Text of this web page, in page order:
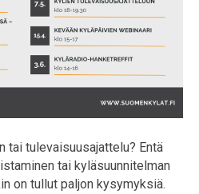
tai tulevaisuusajattelu? Entä
tai kyläsuunnitelman
on tullut paljon kysymyksiä.